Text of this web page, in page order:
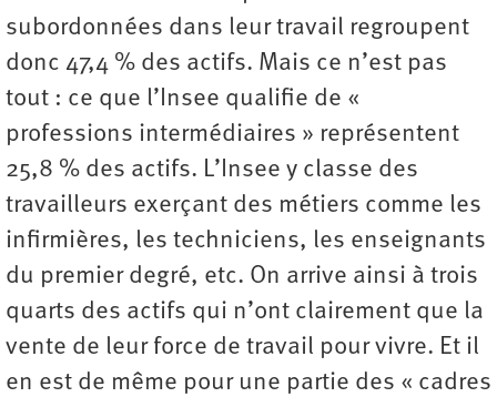
subordonnées dans leur travail regroupent
donc 47,4 % des actifs. Mais ce n’est pas
tout : ce que l’Insee qualifie de «
professions intermédiaires » représentent
25,8 % des actifs. L’Insee y classe des
travailleurs exerçant des métiers comme les
infirmières, les techniciens, les enseignants
du premier degré, etc. On arrive ainsi à trois
quarts des actifs qui n’ont clairement que la
vente de leur force de travail pour vivre. Et il
en est de même pour une partie des « cadres